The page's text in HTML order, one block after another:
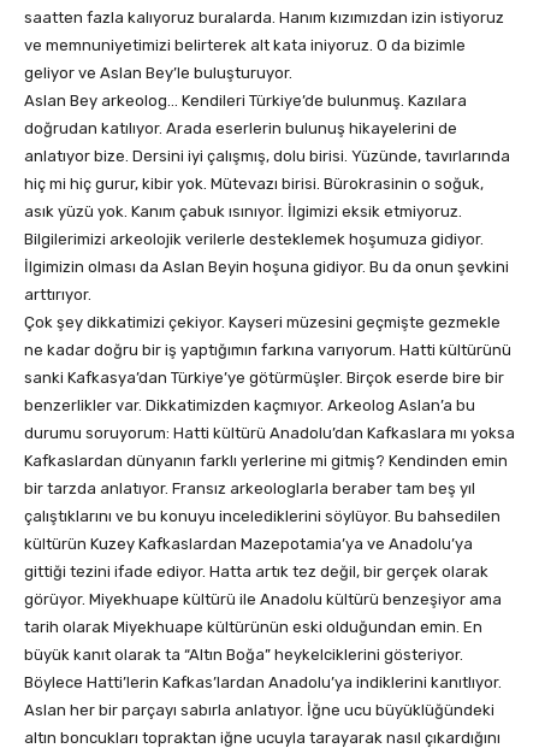
saatten fazla kalıyoruz buralarda. Hanım kızımızdan izin istiyoruz
ve memnuniyetimizi belirterek alt kata iniyoruz. O da bizimle
geliyor ve Aslan Bey’le buluşturuyor.
Aslan Bey arkeolog… Kendileri Türkiye’de bulunmuş. Kazılara
doğrudan katılıyor. Arada eserlerin bulunuş hikayelerini de
anlatıyor bize. Dersini iyi çalışmış, dolu birisi. Yüzünde, tavırlarında
hiç mi hiç gurur, kibir yok. Mütevazı birisi. Bürokrasinin o soğuk,
asık yüzü yok. Kanım çabuk ısınıyor. İlgimizi eksik etmiyoruz.
Bilgilerimizi arkeolojik verilerle desteklemek hoşumuza gidiyor.
İlgimizin olması da Aslan Beyin hoşuna gidiyor. Bu da onun şevkini
arttırıyor.
Çok şey dikkatimizi çekiyor. Kayseri müzesini geçmişte gezmekle
ne kadar doğru bir iş yaptığımın farkına varıyorum. Hatti kültürünü
sanki Kafkasya’dan Türkiye’ye götürmüşler. Birçok eserde bire bir
benzerlikler var. Dikkatimizden kaçmıyor. Arkeolog Aslan’a bu
durumu soruyorum: Hatti kültürü Anadolu’dan Kafkaslara mı yoksa
Kafkaslardan dünyanın farklı yerlerine mi gitmiş? Kendinden emin
bir tarzda anlatıyor. Fransız arkeologlarla beraber tam beş yıl
çalıştıklarını ve bu konuyu incelediklerini söylüyor. Bu bahsedilen
kültürün Kuzey Kafkaslardan Mazepotamia’ya ve Anadolu’ya
gittiği tezini ifade ediyor. Hatta artık tez değil, bir gerçek olarak
görüyor. Miyekhuape kültürü ile Anadolu kültürü benzeşiyor ama
tarih olarak Miyekhuape kültürünün eski olduğundan emin. En
büyük kanıt olarak ta “Altın Boğa” heykelciklerini gösteriyor.
Böylece Hatti’lerin Kafkas’lardan Anadolu’ya indiklerini kanıtlıyor.
Aslan her bir parçayı sabırla anlatıyor. İğne ucu büyüklüğündeki
altın boncukları topraktan iğne ucuyla tarayarak nasıl çıkardığını